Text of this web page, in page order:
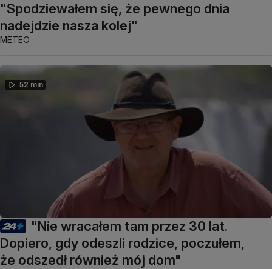
"Spodziewałem się, że pewnego dnia
nadejdzie nasza kolej"
METEO
52 min
"Nie wracałem tam przez 30 lat.
Dopiero, gdy odeszli rodzice, poczułem,
że odszedł również mój dom"